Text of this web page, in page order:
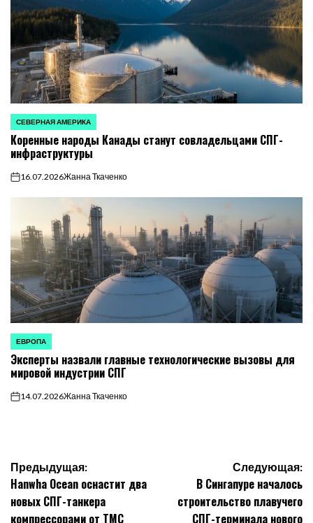
ОПУБЛИКОВАНО
В
СЕВЕРНАЯ АМЕРИКА
Коренные народы Канады станут совладельцами СПГ-
инфраструктуры
on16.07.2026Жанна Ткаченко
ОПУБЛИКОВАНО
В
ЕВРОПА
Эксперты назвали главные технологические вызовы для
мировой индустрии СПГ
on14.07.2026Жанна Ткаченко
Навигация
по
Предыдущая:
Hanwha Ocean оснастит два
новых СПГ-танкера
компрессорами от TMC
Следующая:
В Сингапуре началось
строительство плавучего
СПГ-терминала нового